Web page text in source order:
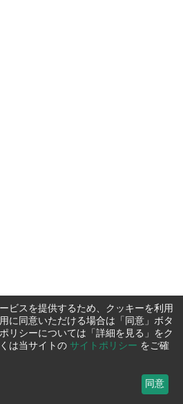
ビスを提供するため、クッキーを利用
に同意いただける場合は「同意」ボタ
リシーについては「詳細を見る」をク
は当サイトの サイトポリシー をご確
同意